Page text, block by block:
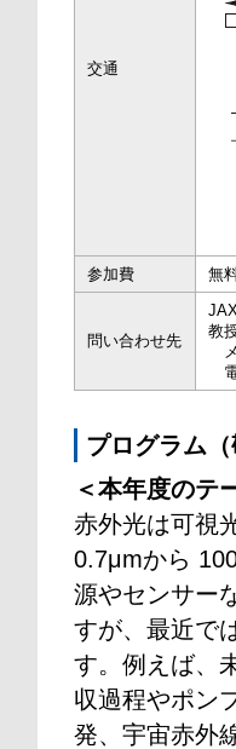
交通
参加費 無
問い合わせ先
教
プログラム
＜本年度のテ
赤外光は可視
0.7μmから
源やセンサー
すが、最近で
す。例えば、
収過程やポン
発、宇宙赤外